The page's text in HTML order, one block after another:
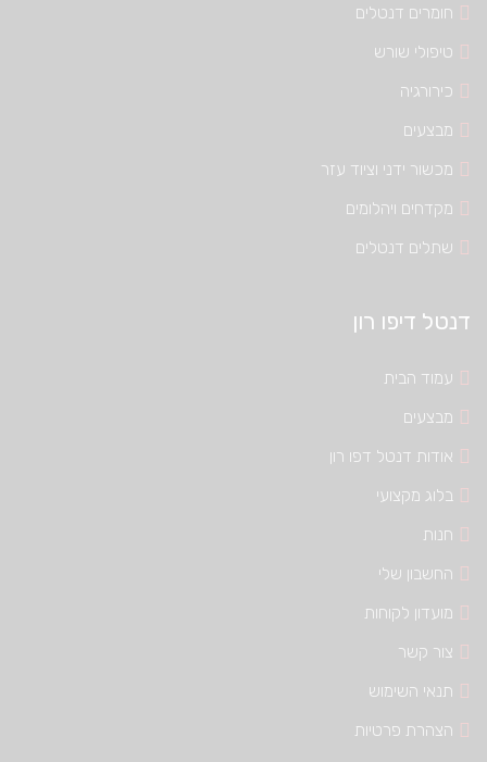
חומרים דנטלים
טיפולי שורש
כירורגיה
מבצעים
מכשור ידני וציוד עזר
מקדחים ויהלומים
שתלים דנטלים
דנטל דיפו רון
עמוד הבית
מבצעים
אודות דנטל דפו רון
בלוג מקצועי
חנות
החשבון שלי
מועדון לקוחות
צור קשר
תנאי השימוש
הצהרת פרטיות